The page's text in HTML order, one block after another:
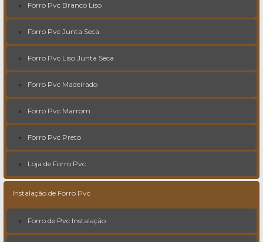
Forro Pvc Branco Liso
Forro Pvc Junta Seca
Forro Pvc Liso Junta Seca
Forro Pvc Madeirado
Forro Pvc Marrom
Forro Pvc Preto
Loja de Forro Pvc
Instalação de Forro Pvc
Forro de Pvc Instalação